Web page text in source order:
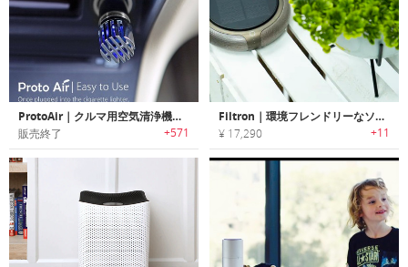
ProtoAir｜クルマ用空気清浄機「プロトエアー」
販売終了 +571
Filtron｜環境フレンドリーなソーラー空気清浄機「フィルトロン」
¥ 17,290 +11